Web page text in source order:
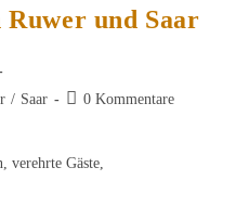
und Saar
/ Saar
Beitrags-
0 Kommentare
verehrte Gäste,